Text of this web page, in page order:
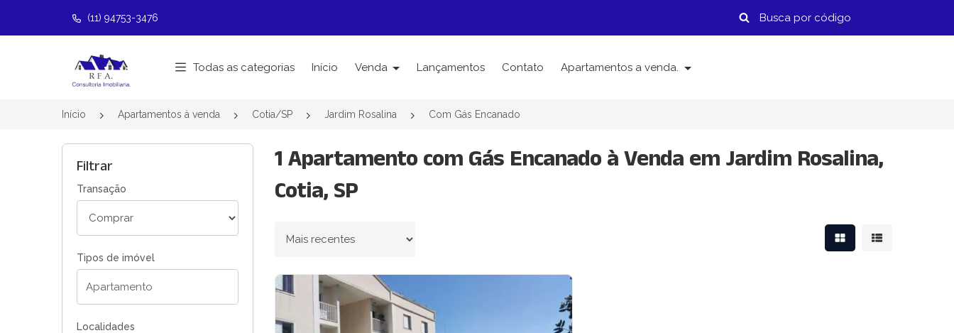
(11) 94753-3476
Página inicial
Todas as categorias Início Venda Lançamentos Contato Apartamentos a venda.
Início Apartamentos à venda Cotia/SP Jardim Rosalina Com Gás Encanado
Filtrar
Transação
Tipos de imóvel
Localidades
1 Apartamento com Gás Encanado à Venda em Jardim Rosalina,
Cotia, SP
Ordenar por Mostrar resultados
Mostrar